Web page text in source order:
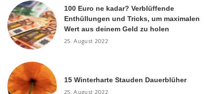
100 Euro ne kadar? Verblüffende
Enthüllungen und Tricks, um maximalen
Wert aus deinem Geld zu holen
25. August 2022
15 Winterharte Stauden Dauerblüher
25. August 2022